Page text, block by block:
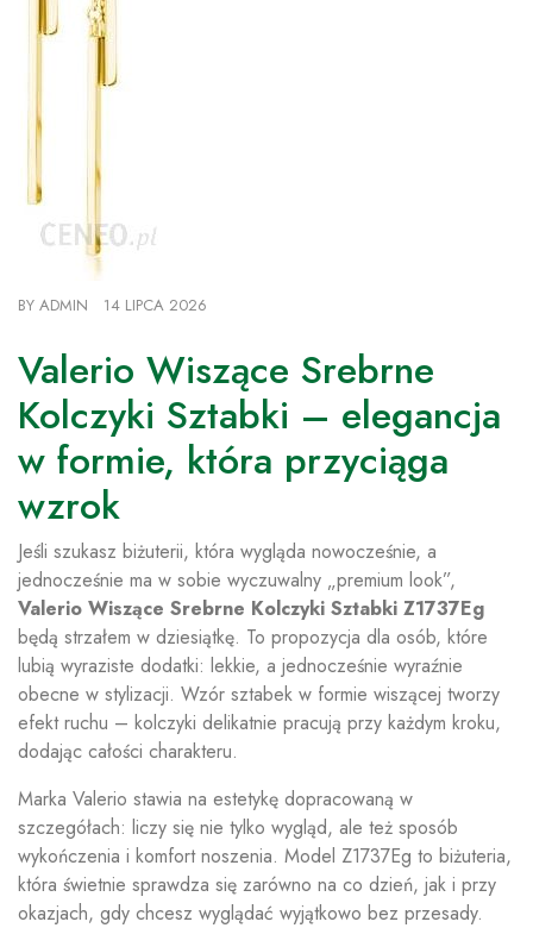
BY ADMIN 14 LIPCA 2026
Valerio Wiszące Srebrne
Kolczyki Sztabki – elegancja
w formie, która przyciąga
wzrok
Jeśli szukasz biżuterii, która wygląda nowocześnie, a
jednocześnie ma w sobie wyczuwalny „premium look”,
Valerio Wiszące Srebrne Kolczyki Sztabki Z1737Eg
będą strzałem w dziesiątkę. To propozycja dla osób, które
lubią wyraziste dodatki: lekkie, a jednocześnie wyraźnie
obecne w stylizacji. Wzór sztabek w formie wiszącej tworzy
efekt ruchu – kolczyki delikatnie pracują przy każdym kroku,
dodając całości charakteru.
Marka Valerio stawia na estetykę dopracowaną w
szczegółach: liczy się nie tylko wygląd, ale też sposób
wykończenia i komfort noszenia. Model Z1737Eg to biżuteria,
która świetnie sprawdza się zarówno na co dzień, jak i przy
okazjach, gdy chcesz wyglądać wyjątkowo bez przesady.